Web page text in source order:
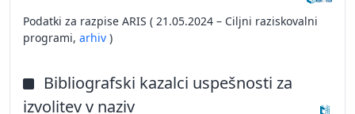
Podatki za razpise ARIS ( 21.05.2024 – Ciljni raziskovalni
programi, arhiv )
Bibliografski kazalci uspešnosti za
izvolitev v naziv